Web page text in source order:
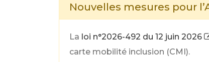
Nouvelles mesures pour
La loi n°2026-492 du 12 juin 2026
carte mobilité inclusion (CMI).